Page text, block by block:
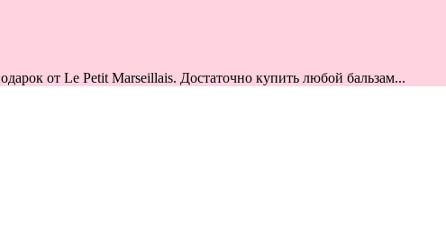
от Le Petit Marseillais. Достаточно купить любой бальзам...